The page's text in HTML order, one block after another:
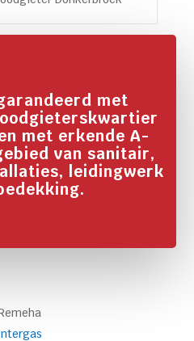
met
met erkende A-
van sanitair,
leidingwerk